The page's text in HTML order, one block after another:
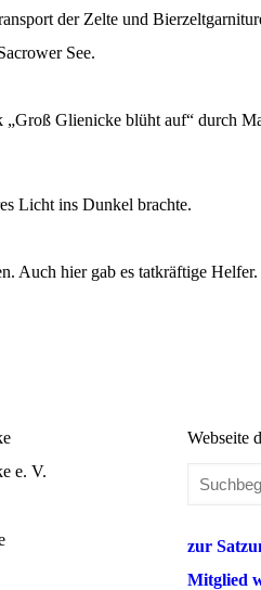
der Zelte und
See.
Glienicke blüht auf“ durch
Licht ins Dunkel brachte.
Auch hier gab es tatkräftige Helfer.
e. V.
Webseite
zur
Mitglied